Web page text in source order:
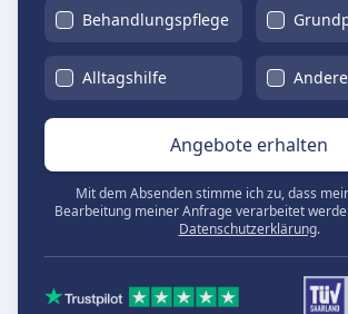
Behandlungspflege
Alltagshilfe Andere
Angebote erhalten
Mit dem Absenden stimme ich zu, dass
Bearbeitung meiner Anfrage verarbeitet
Datenschutzerklärung.